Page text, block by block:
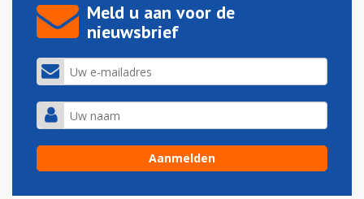
Meld u aan voor de
nieuwsbrief